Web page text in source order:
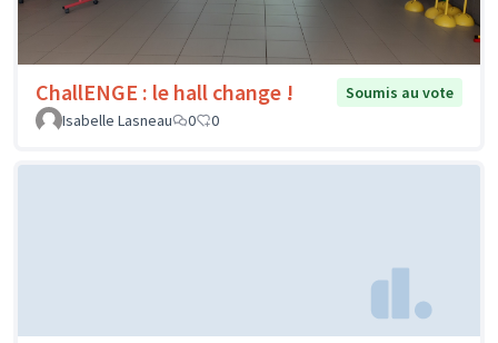
ChallENGE : le hall change !
Soumis au vote
Isabelle Lasneau
0 0